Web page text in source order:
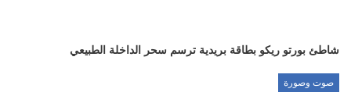
شاطئ بورتو ريكو بطاقة بريدية ترسم سحر الداخلة الطبيعي
صوت وصورة